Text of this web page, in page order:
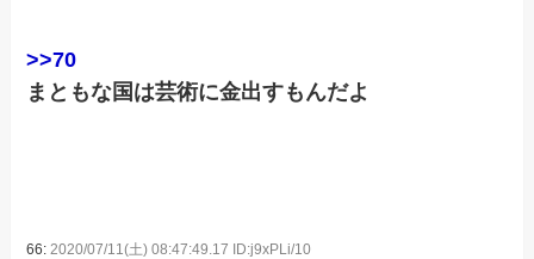
>>70
まともな国は芸術に金出すもんだよ
66: 2020/07/11(土) 08:47:49.17 ID:j9xPLi/10